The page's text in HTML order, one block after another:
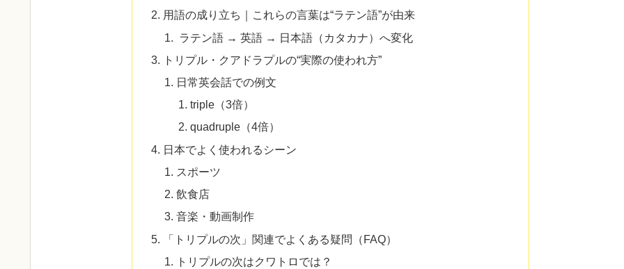
用語の成り立ち｜これらの言葉は“ラテン語”が由来
ラテン語 → 英語 → 日本語（カタカナ）へ変化
トリプル・クアドラプルの“実際の使われ方”
日常英会話での例文
triple（3倍）
quadruple（4倍）
日本でよく使われるシーン
スポーツ
飲食店
音楽・動画制作
「トリプルの次」関連でよくある疑問（FAQ）
トリプルの次はクワトロでは？